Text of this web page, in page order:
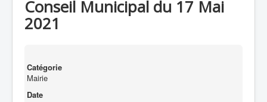
La mairie
Notre actualité
Vos contacts
Conseil Municipal du 17 Mai
2021
Catégorie
Mairie
Date